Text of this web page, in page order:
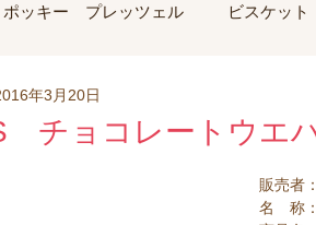
ポッキー プレッツェル ビスケット
い クッキー
クラッカー
チョコレートウエ
年3月20日
販売者
名　称